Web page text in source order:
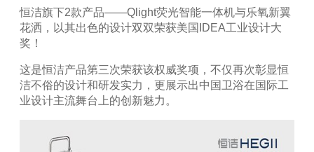
恒洁旗下2款产品——Qlight荧光智能一体机与乐氧新翼
花洒，以其出色的设计双双荣获美国 IDEA工业设计大
奖！
这是恒洁产品第三次荣获该权威奖项，不仅再次彰显恒
洁不俗的设计和研发实力，更展示出中国卫浴在国际工
业设计主流舞台上的创新魅力。